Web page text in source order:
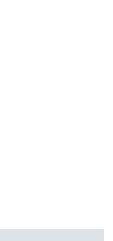
学的防除の取り組み
pollution in Tokyo
858 (2021)
ドオフ
133 (2021)